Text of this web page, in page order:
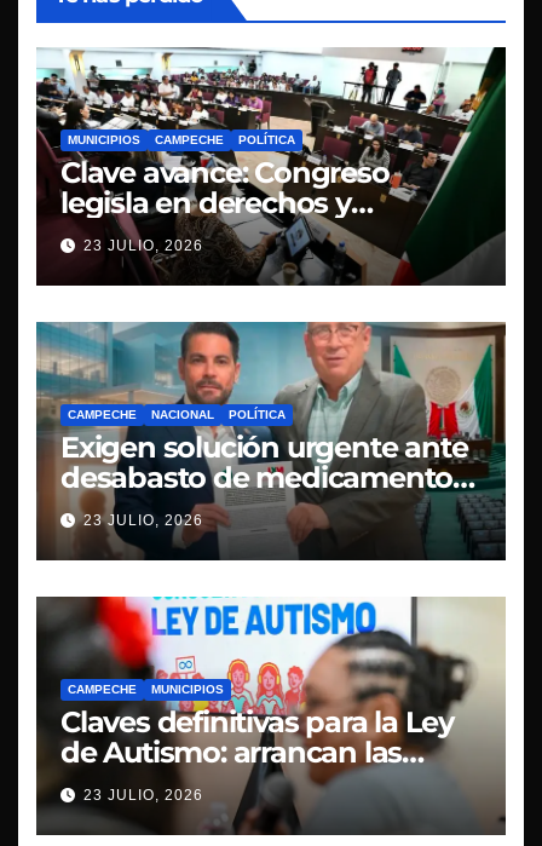
MUNICIPIOS CAMPECHE POLÍTICA
Clave avance: Congreso
legisla en derechos y
transparencia
23 JULIO, 2026
CAMPECHE NACIONAL POLÍTICA
Exigen solución urgente ante
desabasto de medicamentos
oncológicos en Campeche
23 JULIO, 2026
CAMPECHE MUNICIPIOS
Claves definitivas para la Ley
de Autismo: arrancan las
mesas de la Consulta Pública
23 JULIO, 2026